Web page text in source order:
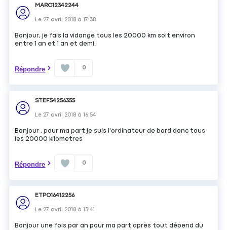
MARC12342244
Le 27 avril 2018 à17:38
Bonjour, je fais la vidange tous les 20000 km soit environ
entre 1 an et 1 an et demi.
Répondre 0
STEF54256355
Le 27 avril 2018 à16:54
Bonjour , pour ma part je suis l'ordinateur de bord donc tous
les 20000 kilometres
Répondre 0
ETPO16412256
Le 27 avril 2018 à13:41
Bonjour une fois par an pour ma part après tout dépend du